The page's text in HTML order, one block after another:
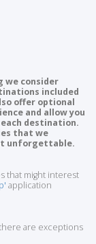
we consider
included
offer optional
and allow you
destination.
that we
unforgettable.
that might interest
application
are exceptions